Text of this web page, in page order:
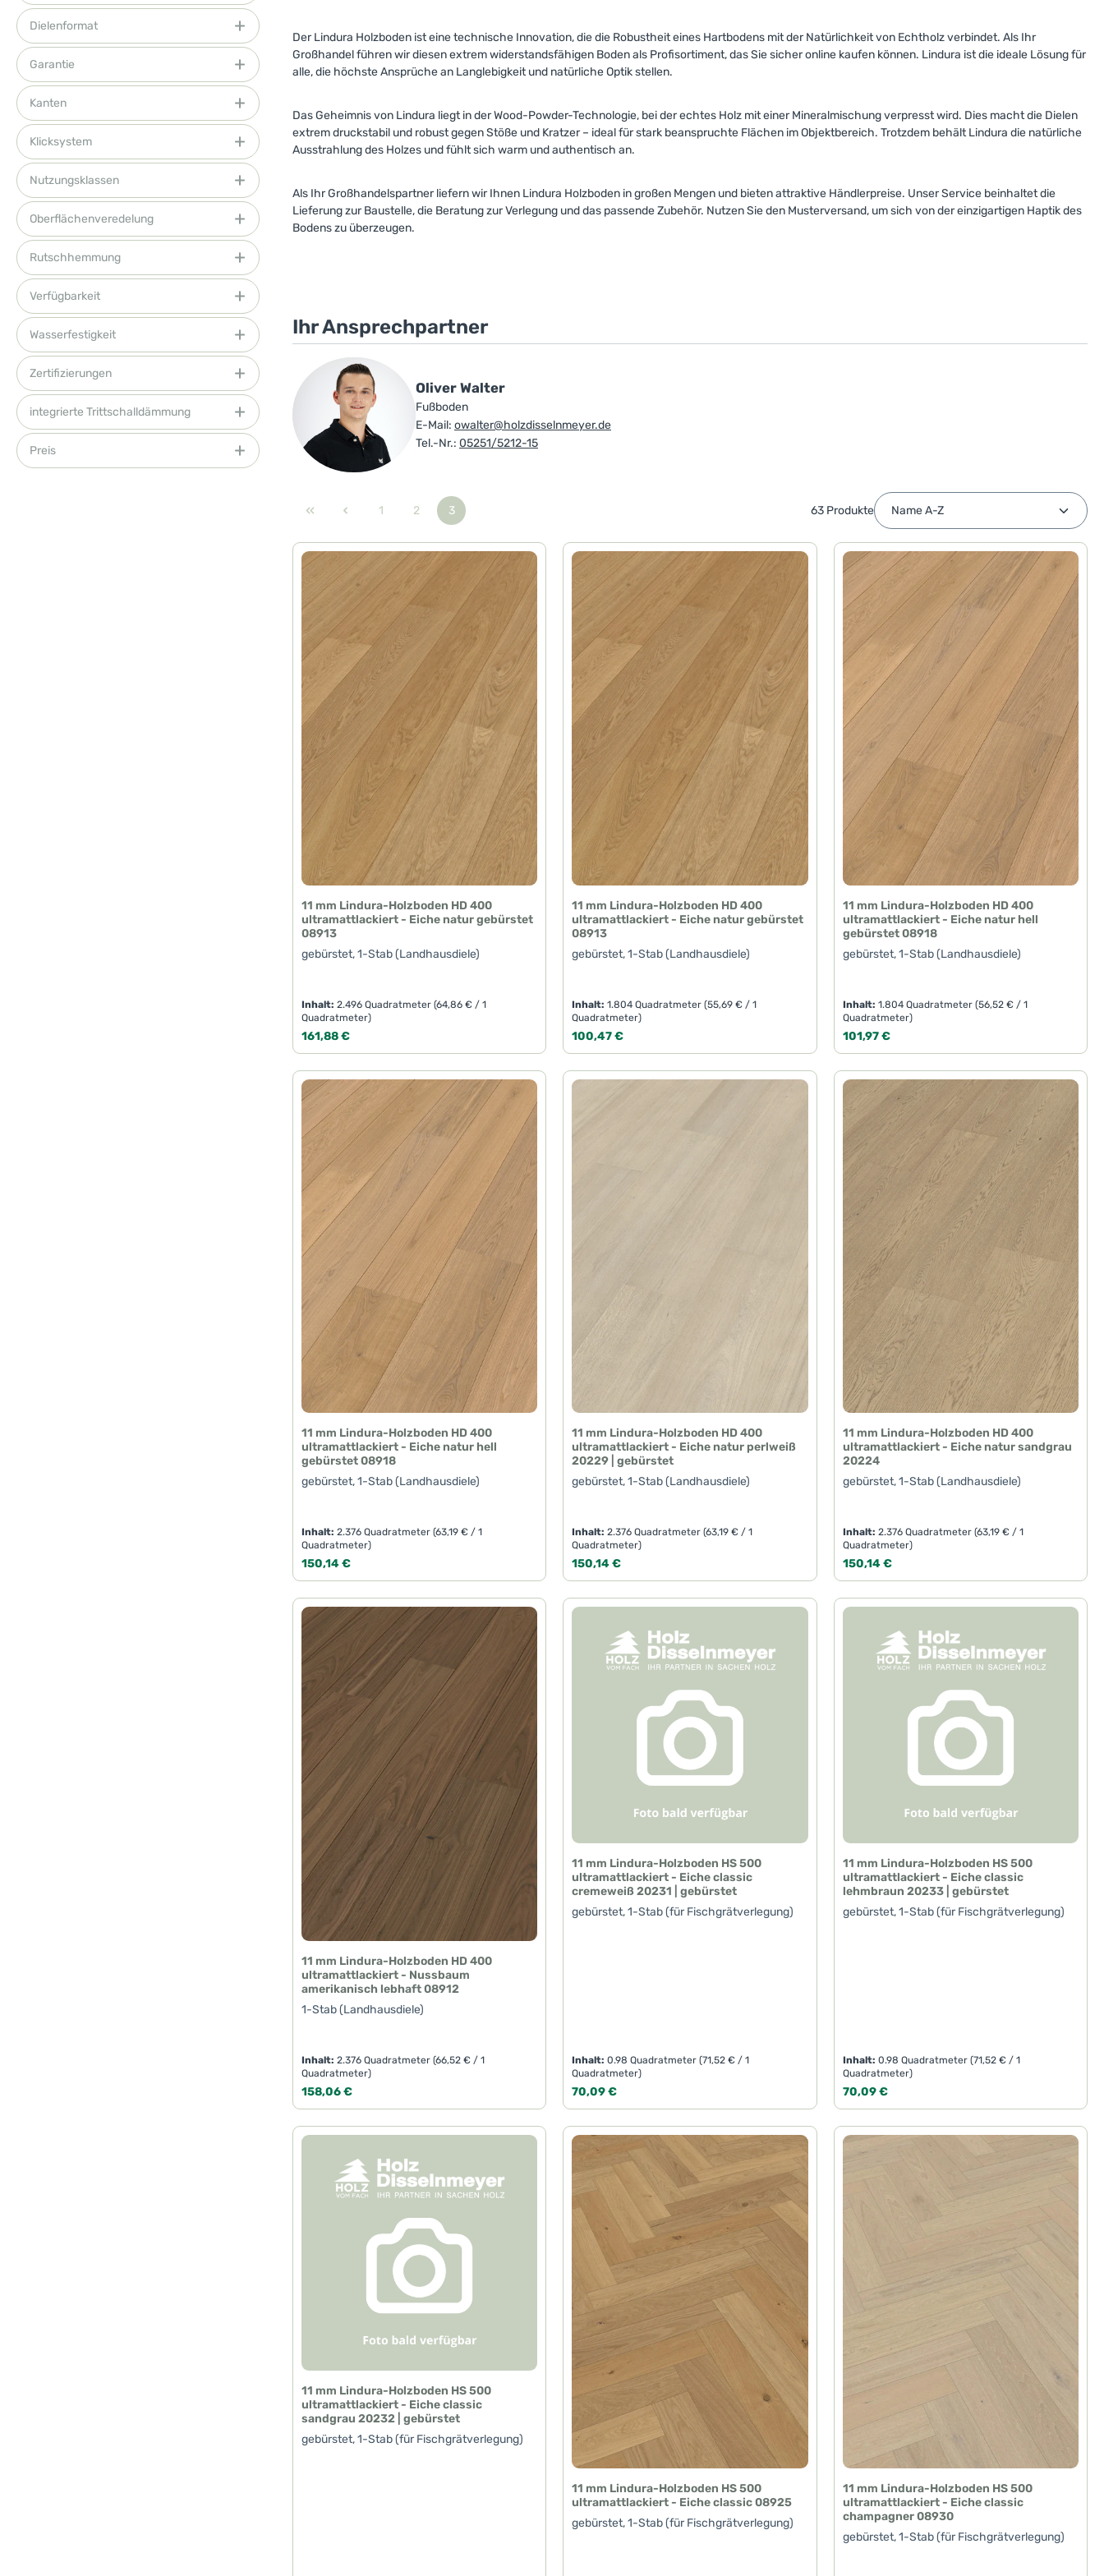
Dielenformat
Garantie
Kanten
Klicksystem
Nutzungsklassen
Oberflächenveredelung
Rutschhemmung
Verfügbarkeit
Wasserfestigkeit
Zertifizierungen
integrierte Trittschalldämmung
Preis
Der Lindura Holzboden ist eine technische Innovation, die die Robustheit eines Hartbodens mit der Natürlichkeit von Echtholz verbindet. Als Ihr
Großhandel führen wir diesen extrem widerstandsfähigen Boden als Profisortiment, das Sie sicher online kaufen können. Lindura ist die ideale Lösung für
alle, die höchste Ansprüche an Langlebigkeit und natürliche Optik stellen.
Das Geheimnis von Lindura liegt in der Wood-Powder-Technologie, bei der echtes Holz mit einer Mineralmischung verpresst wird. Dies macht die Dielen
extrem druckstabil und robust gegen Stöße und Kratzer – ideal für stark beanspruchte Flächen im Objektbereich. Trotzdem behält Lindura die natürliche
Ausstrahlung des Holzes und fühlt sich warm und authentisch an.
Als Ihr Großhandelspartner liefern wir Ihnen Lindura Holzboden in großen Mengen und bieten attraktive Händlerpreise. Unser Service beinhaltet die
Lieferung zur Baustelle, die Beratung zur Verlegung und das passende Zubehör. Nutzen Sie den Musterversand, um sich von der einzigartigen Haptik des
Bodens zu überzeugen.
Ihr Ansprechpartner
Oliver Walter
Fußboden
E-Mail: owalter@holzdisselnmeyer.de
Tel.-Nr.: 05251/5212-15
Seite
1
Seite
2
Seite
3 63 Produkte
11 mm Lindura-Holzboden HD 400
ultramattlackiert - Eiche natur gebürstet
08913
gebürstet, 1-Stab (Landhausdiele)
Inhalt:2.496 Quadratmeter(64,86 € / 1
Quadratmeter)
Regulärer Preis:
161,88 €
Produkt Anzahl: Gib den gewünschten Wert ein oder benutze die Schaltflächen um die
11 mm Lindura-Holzboden HD 400
ultramattlackiert - Eiche natur gebürstet
08913
gebürstet, 1-Stab (Landhausdiele)
Inhalt:1.804 Quadratmeter(55,69 € / 1
Quadratmeter)
Regulärer Preis:
100,47 €
Produkt Anzahl: Gib den gewünschten Wert ein oder
11 mm Lindura-Holzboden HD 400
ultramattlackiert - Eiche natur hell
gebürstet 08918
gebürstet, 1-Stab (Landhausdiele)
Inhalt: 1.804 Quadratmeter (56,52 € / 1
Quadratmeter)
Regulärer Preis:
101,97 €
Produkt Anzahl: Gib den
11 mm Lindura-Holzboden HD 400
ultramattlackiert - Eiche natur hell
gebürstet 08918
gebürstet, 1-Stab (Landhausdiele)
Inhalt:2.376 Quadratmeter(63,19 € / 1
Quadratmeter)
Regulärer Preis:
150,14 €
Produkt Anzahl: Gib den gewünschten Wert ein oder benutze die Schaltflächen um die
11 mm Lindura-Holzboden HD 400
ultramattlackiert - Eiche natur perlweiß
20229 | gebürstet
gebürstet, 1-Stab (Landhausdiele)
Inhalt:2.376 Quadratmeter(63,19 € / 1
Quadratmeter)
Regulärer Preis:
150,14 €
Produkt Anzahl: Gib den gewünschten Wert ein oder
11 mm Lindura-Holzboden HD 400
ultramattlackiert - Eiche natur sandgrau
20224
gebürstet, 1-Stab (Landhausdiele)
Inhalt: 2.376 Quadratmeter (63,19 € / 1
Quadratmeter)
Regulärer Preis:
150,14 €
Produkt Anzahl: Gib den
11 mm Lindura-Holzboden HD 400
ultramattlackiert - Nussbaum
amerikanisch lebhaft 08912
1-Stab (Landhausdiele)
Inhalt:2.376 Quadratmeter(66,52 € / 1
Quadratmeter)
Regulärer Preis:
158,06 €
Produkt Anzahl: Gib den gewünschten Wert ein oder benutze die Schaltflächen um die
11 mm Lindura-Holzboden HS 500
ultramattlackiert - Eiche classic
cremeweiß 20231 | gebürstet
gebürstet, 1-Stab (für Fischgrätverlegung)
Inhalt:0.98 Quadratmeter(71,52 € / 1
Quadratmeter)
Regulärer Preis:
70,09 €
Produkt Anzahl: Gib den gewünschten Wert ein oder
11 mm Lindura-Holzboden HS 500
ultramattlackiert - Eiche classic
lehmbraun 20233 | gebürstet
gebürstet, 1-Stab (für Fischgrätverlegung)
Inhalt: 0.98 Quadratmeter (71,52 € / 1
Quadratmeter)
Regulärer Preis:
70,09 €
Produkt Anzahl: Gib den
11 mm Lindura-Holzboden HS 500
ultramattlackiert - Eiche classic
sandgrau 20232 | gebürstet
gebürstet, 1-Stab (für Fischgrätverlegung)
11 mm Lindura-Holzboden HS 500
ultramattlackiert - Eiche classic 08925
gebürstet, 1-Stab (für Fischgrätverlegung)
11 mm Lindura-Holzboden HS 500
ultramattlackiert - Eiche classic
champagner 08930
gebürstet, 1-Stab (für Fischgrätverlegung)